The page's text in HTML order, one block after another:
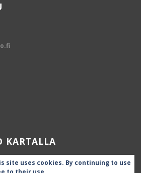
KARTALLA
site uses cookies. By continuing to use